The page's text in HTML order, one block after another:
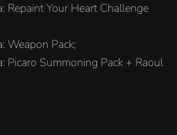
Repaint Your Heart Challenge
Weapon Pack;
Picaro Summoning Pack + Raoul